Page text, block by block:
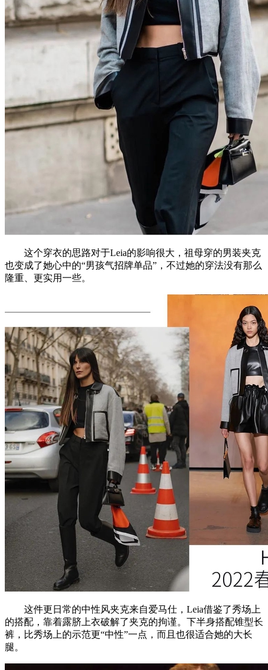
这个穿衣的思路对于Leia的影响很大，祖母穿的男装夹克
也变成了她心中的“男孩气招牌单品”，不过她的穿法没有那么
隆重、更实用一些。
这件更日常的中性风夹克来自爱马仕，Leia借鉴了秀场上
的搭配，靠着露脐上衣破解了夹克的拘谨。下半身搭配锥型长
裤，比秀场上的示范更“中性”一点，而且也很适合她的大长
腿。